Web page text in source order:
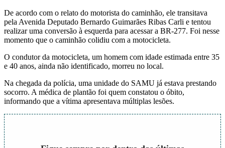
De acordo com o relato do motorista do caminhão, ele transitava
pela Avenida Deputado Bernardo Guimarães Ribas Carli e tentou
realizar uma conversão à esquerda para acessar a BR-277. Foi nesse
momento que o caminhão colidiu com a motocicleta.
O condutor da motocicleta, um homem com idade estimada entre 35
e 40 anos, ainda não identificado, morreu no local.
Na chegada da polícia, uma unidade do SAMU já estava prestando
socorro. A médica de plantão foi quem constatou o óbito,
informando que a vítima apresentava múltiplas lesões.